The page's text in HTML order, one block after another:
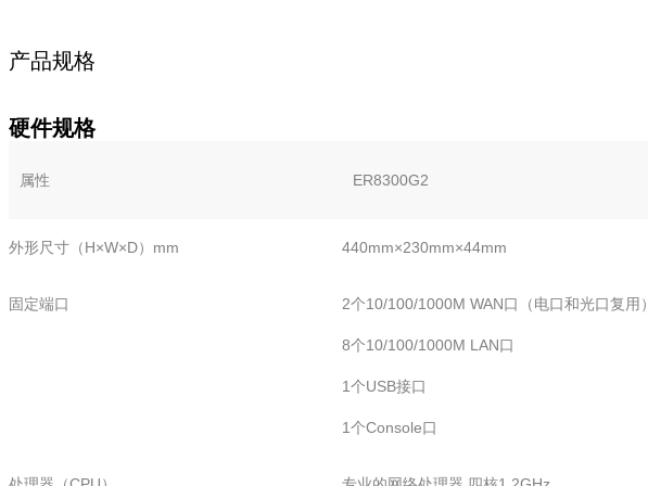
产品规格
硬件规格
属性 ER8300G2
外形尺寸（H×W×D）mm 440mm×230mm×44mm
固定端口 2个10/100/1000M WAN口（电口和光口复用）
8个10/100/1000M LAN口
1个USB接口
1个Console口